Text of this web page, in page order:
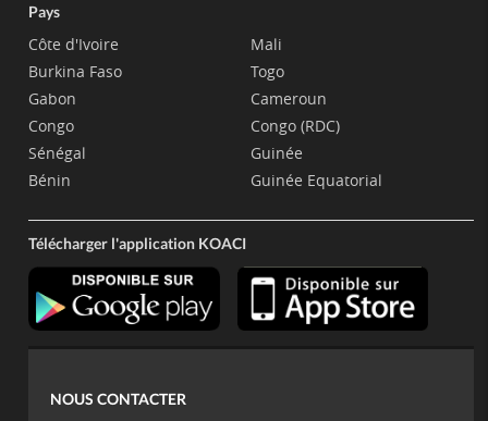
Pays
Côte d'Ivoire
Burkina Faso
Gabon
Congo
Sénégal
Bénin
Mali
Togo
Cameroun
Congo (RDC)
Guinée
Guinée Equatorial
Télécharger l'application KOACI
NOUS CONTACTER